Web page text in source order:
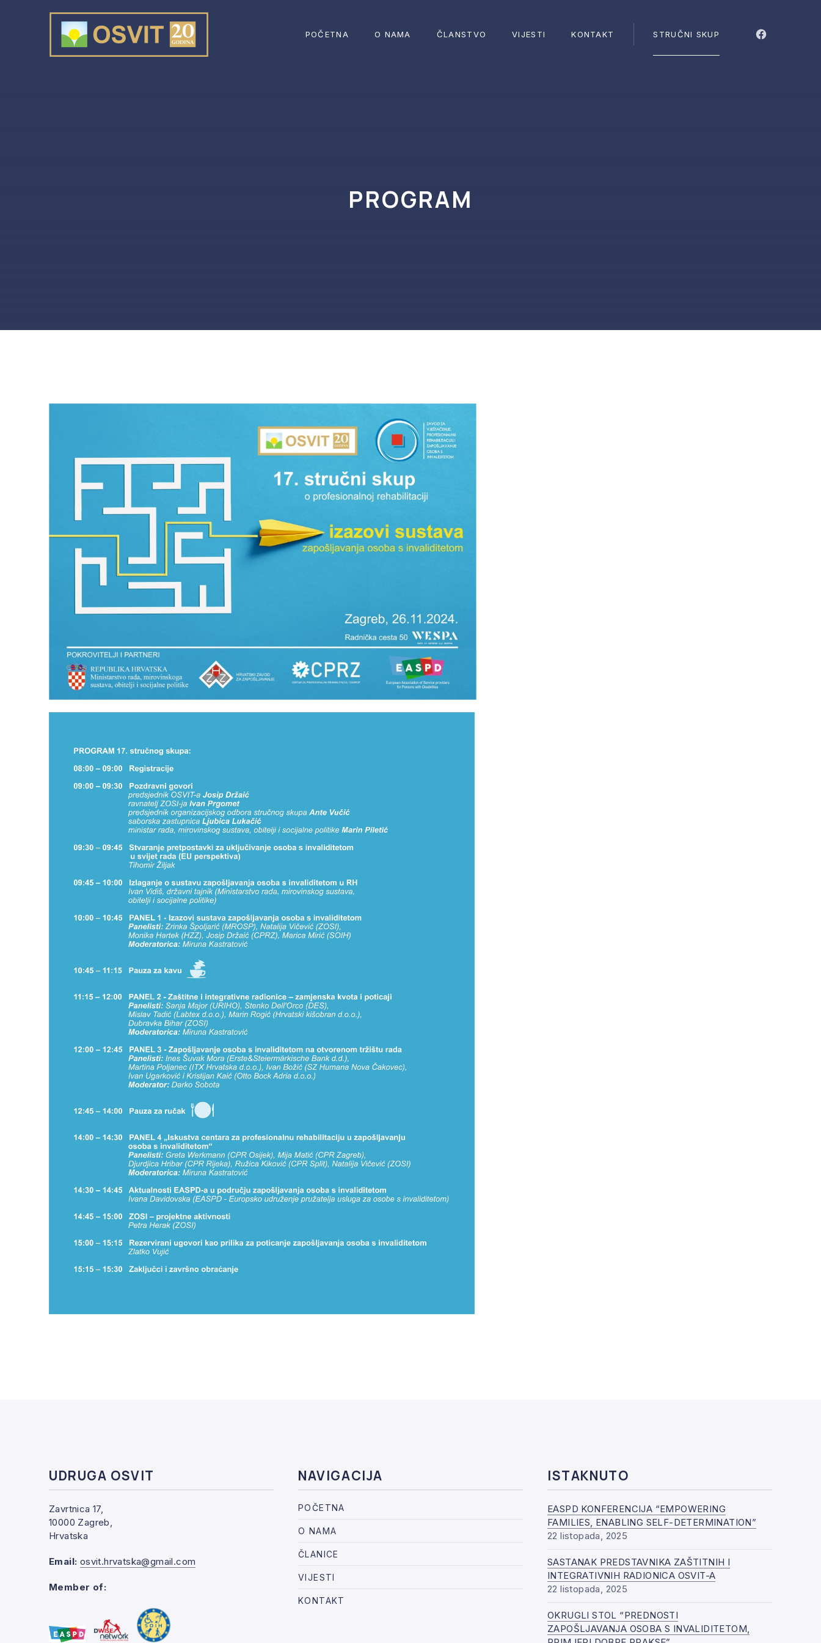
POČETNA O NAMA ČLANSTVO VIJESTI KONTAKT STRUČNI SKUP
New
PROGRAM
UDRUGA OSVIT
Zavrtnica 17,
10000 Zagreb,
Hrvatska
Email: osvit.hrvatska@gmail.com
Member of:
NAVIGACIJA
POČETNA
O NAMA
ČLANICE
VIJESTI
KONTAKT
ISTAKNUTO
EASPD KONFERENCIJA “EMPOWERING
FAMILIES, ENABLING SELF-DETERMINATION”
22 listopada, 2025
SASTANAK PREDSTAVNIKA ZAŠTITNIH I
INTEGRATIVNIH RADIONICA OSVIT-A
22 listopada, 2025
OKRUGLI STOL “PREDNOSTI
ZAPOŠLJAVANJA OSOBA S INVALIDITETOM,